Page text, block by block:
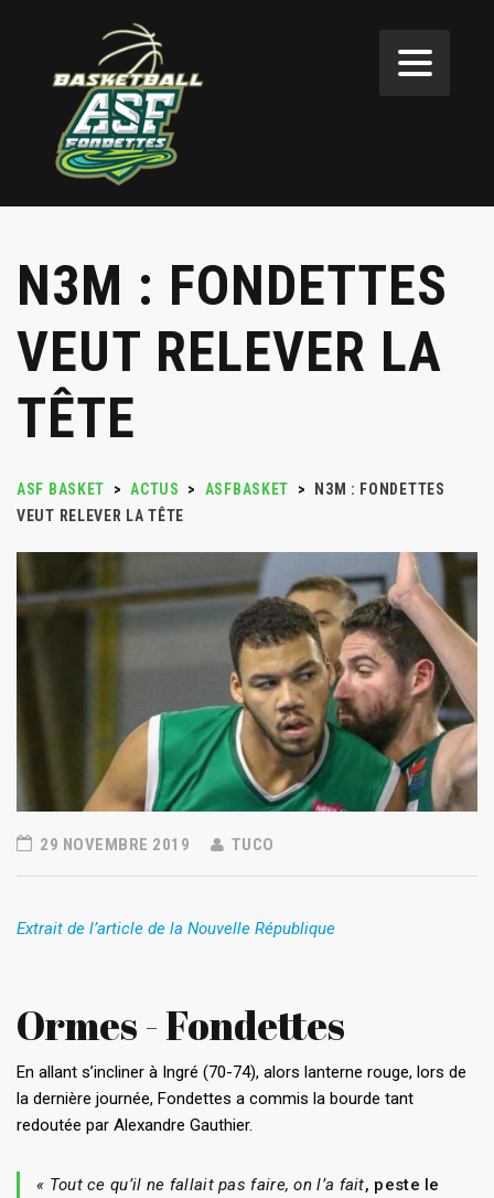
N3M : FONDETTES
VEUT RELEVER LA
TÊTE
ASF BASKET > ACTUS > ASFBASKET >
N3M : FONDETTES
VEUT RELEVER LA TÊTE
29 NOVEMBRE 2019 TUCO
Extrait de l’article de la Nouvelle République
Ormes - Fondettes
En allant s’incliner à Ingré (70-74), alors lanterne rouge, lors de
la dernière journée, Fondettes a commis la bourde tant
redoutée par Alexandre Gauthier.
« Tout ce qu’il ne fallait pas faire, on l’a fait, peste le